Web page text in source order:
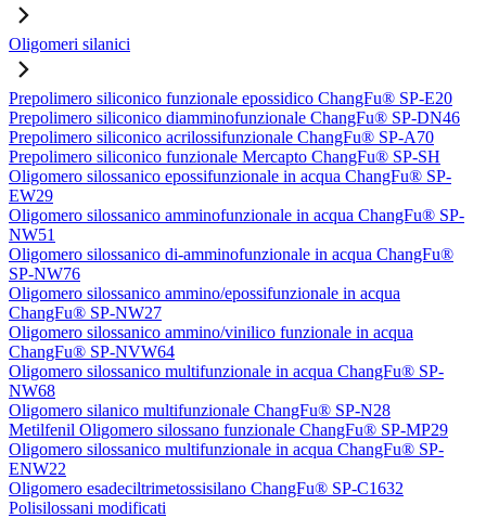
Oligomeri silanici
Prepolimero siliconico funzionale epossidico ChangFu® SP-E20
Prepolimero siliconico diamminofunzionale ChangFu® SP-DN46
Prepolimero siliconico acrilossifunzionale ChangFu® SP-A70
Prepolimero siliconico funzionale Mercapto ChangFu® SP-SH
Oligomero silossanico epossifunzionale in acqua ChangFu® SP-
EW29
Oligomero silossanico amminofunzionale in acqua ChangFu® SP-
NW51
Oligomero silossanico di-amminofunzionale in acqua ChangFu®
SP-NW76
Oligomero silossanico ammino/epossifunzionale in acqua
ChangFu® SP-NW27
Oligomero silossanico ammino/vinilico funzionale in acqua
ChangFu® SP-NVW64
Oligomero silossanico multifunzionale in acqua ChangFu® SP-
NW68
Oligomero silanico multifunzionale ChangFu® SP-N28
Metilfenil Oligomero silossano funzionale ChangFu® SP-MP29
Oligomero silossanico multifunzionale in acqua ChangFu® SP-
ENW22
Oligomero esadeciltrimetossisilano ChangFu® SP-C1632
Polisilossani modificati